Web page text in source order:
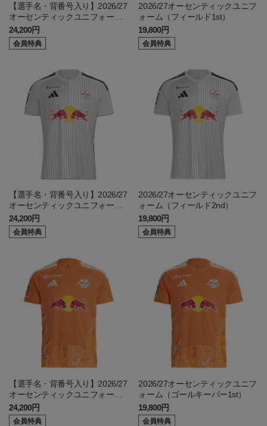
【選手名・背番号入り】2026/27
オーセンティックユニフォーム
（フィールド1st）
24,200円
会員特典
2026/27オーセンティックユニフ
ォーム（フィールド1st）
19,800円
会員特典
【選手名・背番号入り】2026/27
オーセンティックユニフォーム
（フィールド2nd）
24,200円
会員特典
2026/27オーセンティックユニフ
ォーム（フィールド2nd）
19,800円
会員特典
【選手名・背番号入り】2026/27
オーセンティックユニフォーム
（ゴールキーパー1st）
24,200円
会員特典
2026/27オーセンティックユニフ
ォーム（ゴールキーパー1st）
19,800円
会員特典